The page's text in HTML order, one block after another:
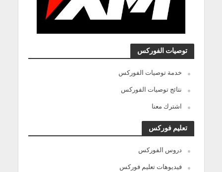
توصيات الفوركس
خدمة توصيات الفوركس
نتائج توصيات الفوركس
اشترك معنا
تعليم فوركس
دروس الفوركس
فيديوهات تعليم فوركس